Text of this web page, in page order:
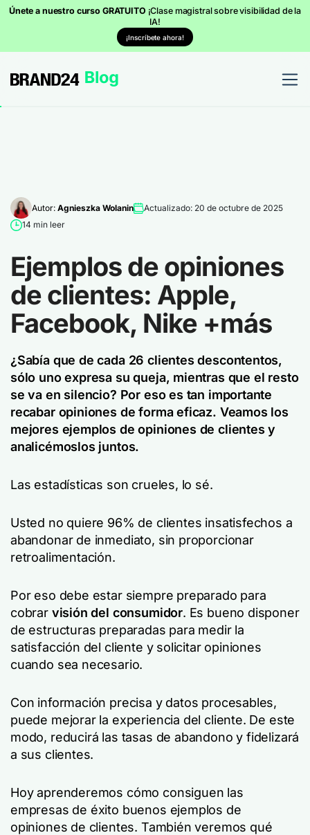
Únete a nuestro curso GRATUITO ¡Clase magistral sobre visibilidad de la
IA!
¡Inscríbete ahora!
Autor: Agnieszka Wolanin
Actualizado: 20 de octubre de 2025
14 min leer
Ejemplos de opiniones
de clientes: Apple,
Facebook, Nike +más
¿Sabía que de cada 26 clientes descontentos,
sólo uno expresa su queja, mientras que el resto
se va en silencio? Por eso es tan importante
recabar opiniones de forma eficaz. Veamos los
mejores ejemplos de opiniones de clientes y
analicémoslos juntos.
Las estadísticas son crueles, lo sé.
Usted no quiere 96% de clientes insatisfechos a
abandonar de inmediato, sin proporcionar
retroalimentación.
Por eso debe estar siempre preparado para
cobrar visión del consumidor. Es bueno disponer
de estructuras preparadas para medir la
satisfacción del cliente y solicitar opiniones
cuando sea necesario.
Con información precisa y datos procesables,
puede mejorar la experiencia del cliente. De este
modo, reducirá las tasas de abandono y fidelizará
a sus clientes.
Hoy aprenderemos cómo consiguen las
empresas de éxito buenos ejemplos de
opiniones de clientes. También veremos qué